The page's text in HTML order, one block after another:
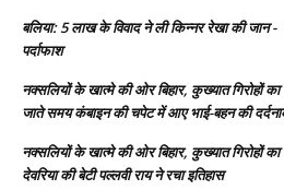
बलिया: 5 लाख के विवाद ने ली किन्नर रेखा की जान -
पर्दाफाश
नक्सलियों के खात्मे की ओर बिहार, कुख्यात गिरोहों का
जाते समय कंबाइन की चपेट में आए भाई-बहन की
नक्सलियों के खात्मे की ओर बिहार, कुख्यात गिरोहों का
देवरिया की बेटी पल्लवी राय ने रचा इतिहास